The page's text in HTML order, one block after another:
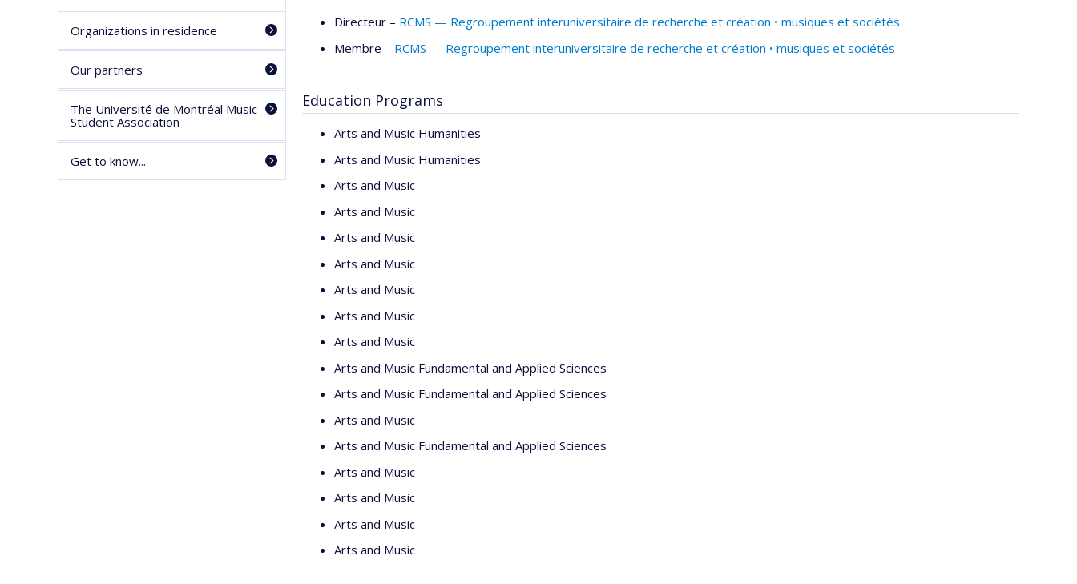
Directeur – RCMS — Regroupement interuniversitaire de recherche et création • musiques et sociétés
Membre – RCMS — Regroupement interuniversitaire de recherche et création • musiques et sociétés
Education Programs
Arts and Music Humanities
Arts and Music Humanities
Arts and Music
Arts and Music
Arts and Music
Arts and Music
Arts and Music
Arts and Music
Arts and Music
Arts and Music Fundamental and Applied Sciences
Arts and Music Fundamental and Applied Sciences
Arts and Music
Arts and Music Fundamental and Applied Sciences
Arts and Music
Arts and Music
Arts and Music
Arts and Music
Organizations in residence
Our partners
The Université de Montréal Music
Student Association
Get to know...